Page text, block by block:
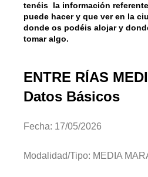
tenéis la información
puede hacer y que ver en la
donde os podéis alojar y
tomar algo.
ENTRE RÍAS
Datos Básicos
Fecha: 17/05/2026
Modalidad/Tipo: MEDIA